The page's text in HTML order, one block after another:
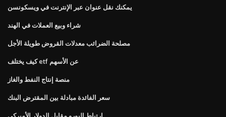
يمكنك نقل عنوان عبر الإنترنت في ويسكونسن
شراء وبيع العملات في الهند
مصلحة الضرائب معدلات القروض طويلة الأجل
كيف يختلف etf عن الأسهم
منصة إنتاج النفط والغاز
سعر الفائدة مبادلة بين المقترض البنك